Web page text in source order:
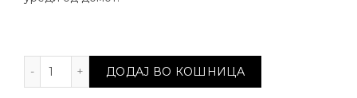
Козметичка крпа за чистење очила количина
ДОДАЈ ВО КОШНИЦА